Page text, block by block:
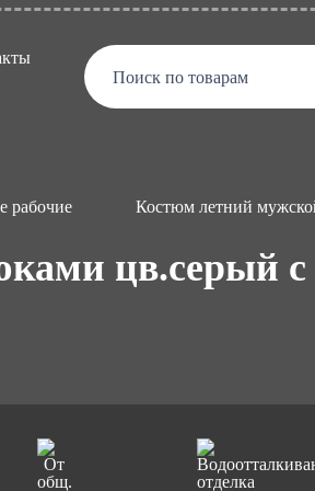
Поиск по товарам
рабочие Костюм летний
цв.серый с